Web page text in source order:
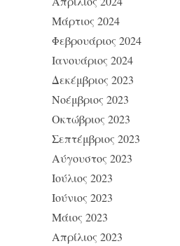
Μάρτιος 2024
Φεβρουάριος 2024
Ιανουάριος 2024
Δεκέμβριος 2023
Νοέμβριος 2023
Οκτώβριος 2023
Σεπτέμβριος 2023
Αύγουστος 2023
Ιούλιος 2023
Ιούνιος 2023
Μάιος 2023
Απρίλιος 2023